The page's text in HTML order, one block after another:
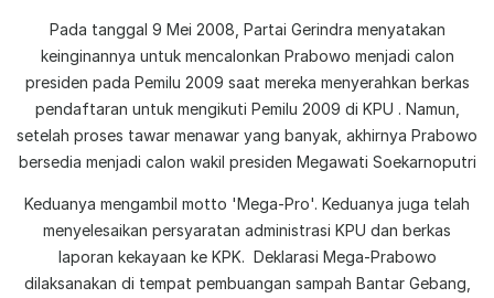
Pada tanggal 9 Mei 2008, Partai Gerindra menyatakan
keinginannya untuk mencalonkan Prabowo menjadi calon
presiden pada Pemilu 2009 saat mereka menyerahkan berkas
pendaftaran untuk mengikuti Pemilu 2009 di KPU . Namun,
setelah proses tawar menawar yang banyak, akhirnya Prabowo
bersedia menjadi calon wakil presiden Megawati Soekarnoputri
Keduanya mengambil motto 'Mega-Pro'. Keduanya juga telah
menyelesaikan persyaratan administrasi KPU dan berkas
laporan kekayaan ke KPK. Deklarasi Mega-Prabowo
dilaksanakan di tempat pembuangan sampah Bantar Gebang,